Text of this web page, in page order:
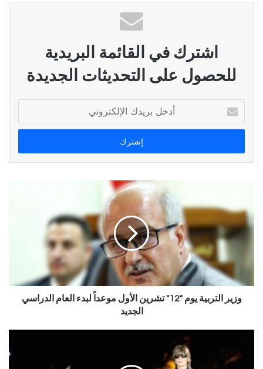
اشترك في القائمة البريدية
للحصول على التحديثات الجديدة
بريدك
الإلكتروني
وزير التربية يوم "12" تشرين الأول موعداً لبدء العام الدراسي
الجديد